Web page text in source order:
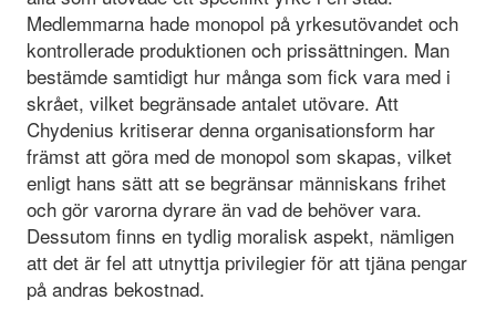
Medlemmarna hade monopol på yrkesutövandet och
kontrollerade produktionen och prissättningen. Man
bestämde samtidigt hur många som fick vara med i
skrået, vilket begränsade antalet utövare. Att
Chydenius kritiserar denna organisationsform har
främst att göra med de monopol som skapas, vilket
enligt hans sätt att se begränsar människans frihet
och gör varorna dyrare än vad de behöver vara.
Dessutom finns en tydlig moralisk aspekt, nämligen
att det är fel att utnyttja privilegier för att tjäna pengar
på andras bekostnad.